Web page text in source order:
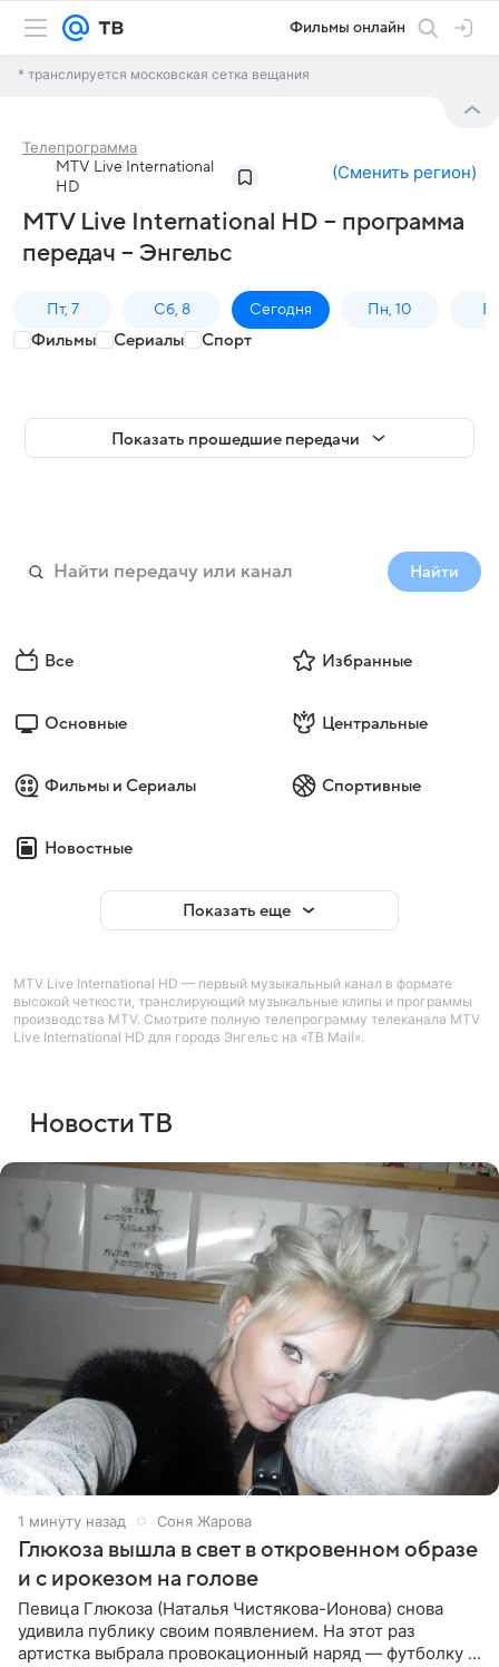
Фильмы онлайн
* транслируется московская сетка вещания
Телепрограмма
MTV Live International
HD
(Сменить регион)
MTV Live International HD – программа
передач – Энгельс
Пт, 7 Сб, 8 Сегодня Пн, 10
Фильмы Сериалы Спорт
Показать прошедшие передачи
Найти
Все Избранные
Основные Центральные
Фильмы и Сериалы Спортивные
Новостные
Показать еще
MTV Live International HD — первый музыкальный канал в формате
высокой четкости, транслирующий музыкальные клипы и программы
производства MTV. Смотрите полную телепрограмму телеканала MTV
Live International HD для города Энгельс на «ТВ Mail».
Новости ТВ
1 минуту назад Соня Жарова
Глюкоза вышла в свет в откровенном образе
и с ирокезом на голове
Певица Глюкоза (Наталья Чистякова-Ионова) снова
удивила публику своим появлением. На этот раз
артистка выбрала провокационный наряд — футболку с